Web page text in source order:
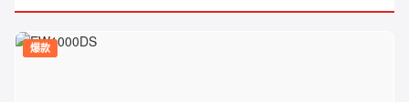
爆款